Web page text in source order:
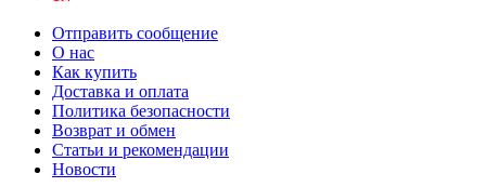
Отправить сообщение
О нас
Как купить
Доставка и оплата
Политика безопасности
Возврат и обмен
Статьи и рекомендации
Новости